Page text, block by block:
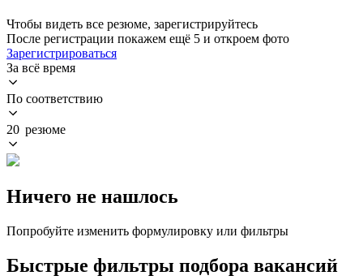
Чтобы видеть все резюме, зарегистрируйтесь
После регистрации покажем ещё 5 и откроем фото
Зарегистрироваться
За всё время
По соответствию
20 резюме
Ничего не нашлось
Попробуйте изменить формулировку или фильтры
Быстрые фильтры подбора вакансий